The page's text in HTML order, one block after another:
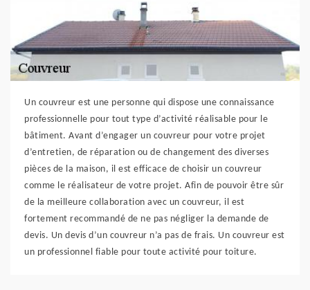
Un couvreur est une personne qui dispose une connaissance
professionnelle pour tout type d’activité réalisable pour le
bâtiment. Avant d’engager un couvreur pour votre projet
d’entretien, de réparation ou de changement des diverses
pièces de la maison, il est efficace de choisir un couvreur
comme le réalisateur de votre projet. Afin de pouvoir être sûr
de la meilleure collaboration avec un couvreur, il est
fortement recommandé de ne pas négliger la demande de
devis. Un devis d’un couvreur n’a pas de frais. Un couvreur est
un professionnel fiable pour toute activité pour toiture.